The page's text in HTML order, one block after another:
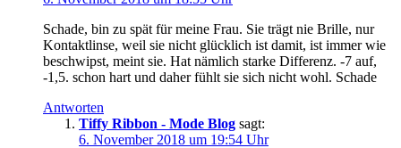
Schade, bin zu spät für meine Frau. Sie trägt nie Brille, nur
Kontaktlinse, weil sie nicht glücklich ist damit, ist immer wie
beschwipst, meint sie. Hat nämlich starke Differenz. -7 auf,
-1,5. schon hart und daher fühlt sie sich nicht wohl. Schade
Antworten
Tiffy Ribbon - Mode Blog sagt:
6. November 2018 um 19:54 Uhr